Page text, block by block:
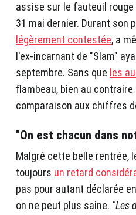
assise sur le fauteuil
31 mai dernier. Durant son
légèrement contestée, a
l'ex-incarnant de "Slam"
septembre. Sans que les
flambeau, bien au
comparaison aux chiffres
"On est chacun dans
Malgré cette belle rentrée,
toujours un retard
pas pour autant déclarée
on ne peut plus saine. "Les